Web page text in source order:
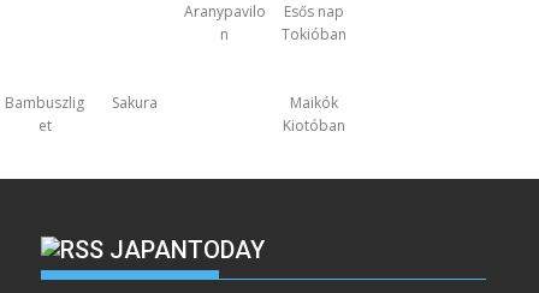
Aranypavilo
n
Esős nap
Tokióban
Bambuszlig
et
Sakura
Maikók
Kiotóban
JAPANTODAY